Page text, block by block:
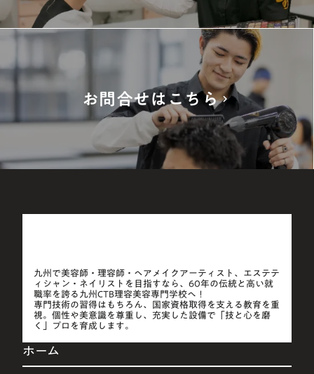
お問合せはこちらkeyboard_arrow_right
九州で美容師・理容師・ヘアメイクアーティスト、エステテ
ィシャン・ネイリストを目指すなら、60年の伝統と高い就
職率を誇る九州CTB理容美容専門学校へ！
専門技術の習得はもちろん、国家資格取得を支える教育を重
視。個性や美意識を尊重し、充実した設備で「技と心を磨
く」プロを育成します。
ホーム